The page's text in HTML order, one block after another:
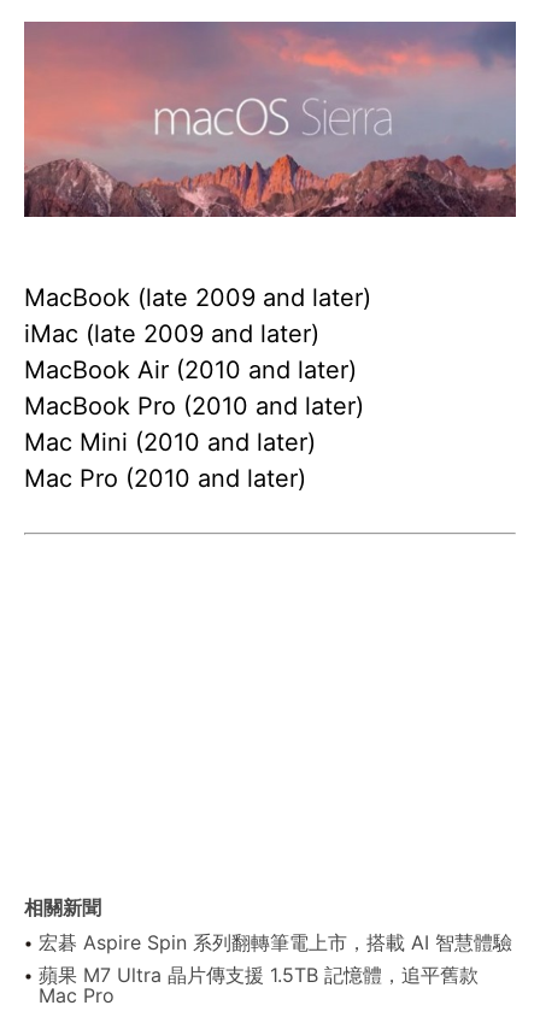
MacBook (late 2009 and later)
iMac (late 2009 and later)
MacBook Air (2010 and later)
MacBook Pro (2010 and later)
Mac Mini (2010 and later)
Mac Pro (2010 and later)
相關新聞
宏碁 Aspire Spin 系列翻轉筆電上市，搭載 AI 智慧體驗
蘋果 M7 Ultra 晶片傳支援 1.5TB 記憶體，追平舊款
Mac Pro